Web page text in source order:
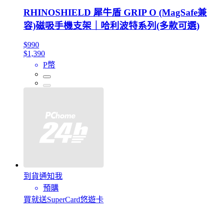
RHINOSHIELD 犀牛盾 GRIP O (MagSafe兼
容)磁吸手機支架｜哈利波特系列(多款可選)
$990
$1,390
P幣
到貨通知我
預購
買就送SuperCard悠遊卡